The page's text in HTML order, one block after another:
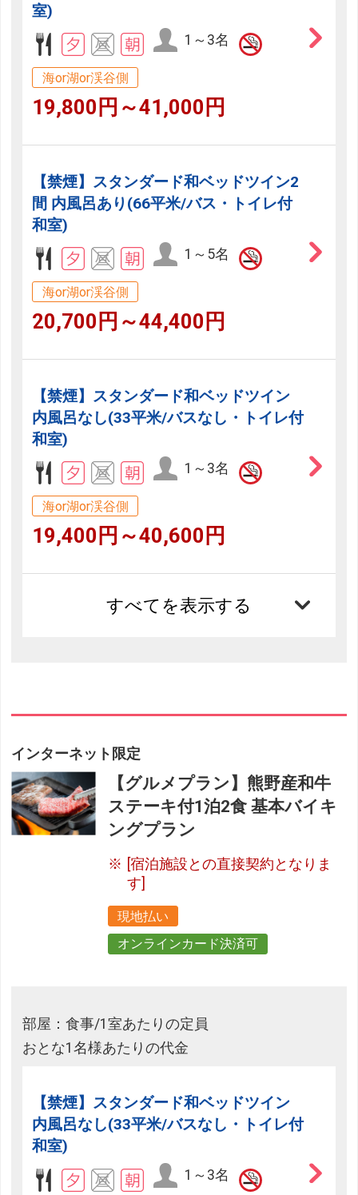
室)
1～3名
海or湖or渓谷側
19,800円～41,000円
【禁煙】スタンダード和ベッドツイン2
間 内風呂あり(66平米/バス・トイレ付
和室)
1～5名
海or湖or渓谷側
20,700円～44,400円
【禁煙】スタンダード和ベッドツイン
内風呂なし(33平米/バスなし・トイレ付
和室)
1～3名
海or湖or渓谷側
19,400円～40,600円
すべてを表示する
インターネット限定
【グルメプラン】熊野産和牛
ステーキ付1泊2食 基本バイキ
ングプラン
[宿泊施設との直接契約となりま
す]
現地払い
オンラインカード決済可
部屋：食事/1室あたりの定員
おとな1名様あたりの代金
【禁煙】スタンダード和ベッドツイン
内風呂なし(33平米/バスなし・トイレ付
和室)
1～3名